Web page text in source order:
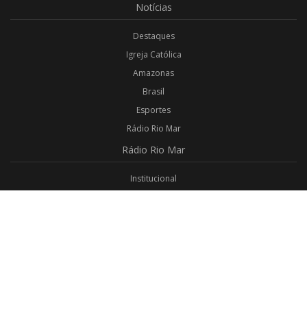
Notícias
Destaques
Igreja Católica
Amazonas
Brasil
Esportes
Rádio Rio Mar
Rádio Rio Mar
Institucional